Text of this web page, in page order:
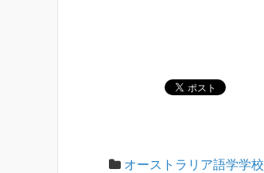
オーストラリア語学学校